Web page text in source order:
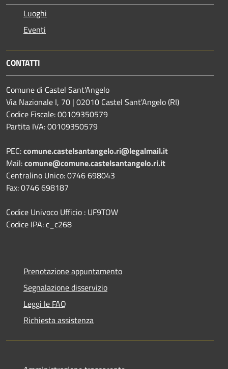
Luoghi
Eventi
CONTATTI
Comune di Castel Sant'Angelo
Via Nazionale I, 70 | 02010 Castel Sant'Angelo (RI)
Codice Fiscale: 00109350579
Partita IVA: 00109350579
PEC:comune.castelsantangelo.ri@legalmail.it
Mail:comune@comune.castelsantangelo.ri.it
Centralino Unico: 0746 698043
Fax: 0746 698187
Codice Univoco Ufficio : UF9TOW
Codice IPA: c_c268
Prenotazione appuntamento
Segnalazione disservizio
Leggi le FAQ
Richiesta assistenza